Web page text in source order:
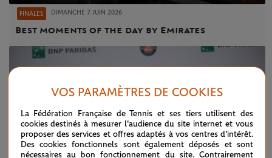
FINALES DIMANCHE 7 JUIN 2026
Best moments of the day by Emirates
VOS PARAMÈTRES DE COOKIES
La Fédération Française de Tennis et ses tiers utilisent des
cookies destinés à mesurer l'audience du site internet et vous
proposer des services et offres adaptés à vos centres d'intérêt.
Des cookies fonctionnels sont également déposés et sont
nécessaires au bon fonctionnement du site. Contrairement